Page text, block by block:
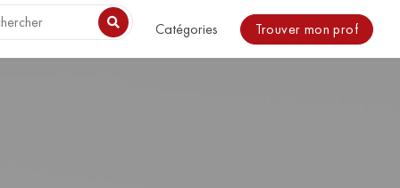
included. in /usr/share/nginx/html/magazine/wp-
Catégories Trouver mon prof